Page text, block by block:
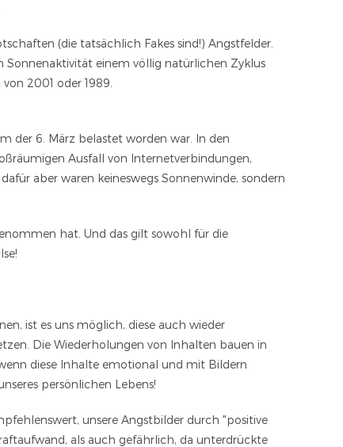
(die tatsächlich Fakes sind!) Angstfelder.
Sonnenaktivität einem völlig natürlichen Zyklus
2001 oder 1989.
der 6. März belastet worden war. In den
Ausfall von Internetverbindungen,
aber waren keineswegs Sonnenwinde, sondern
hat. Und das gilt sowohl für die
ist es uns möglich, diese auch wieder
Die Wiederholungen von Inhalten bauen in
diese Inhalte emotional und mit Bildern
persönlichen Lebens!
unsere Angstbilder durch "positive
als auch gefährlich, da unterdrückte